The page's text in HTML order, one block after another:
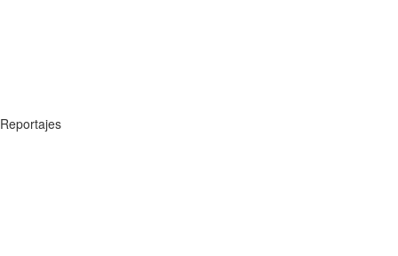
Reportajes